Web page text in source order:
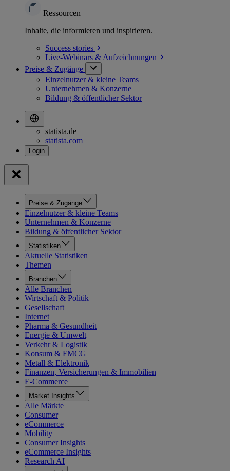
Ressourcen
Inhalte, die informieren und inspirieren.
Success stories
Live-Webinars & Aufzeichnungen
Preise & Zugänge
Einzelnutzer & kleine Teams
Unternehmen & Konzerne
Bildung & öffentlicher Sektor
statista.de
statista.com
Preise & Zugänge
Einzelnutzer & kleine Teams
Unternehmen & Konzerne
Bildung & öffentlicher Sektor
Statistiken
Aktuelle Statistiken
Themen
Branchen
Alle Branchen
Wirtschaft & Politik
Gesellschaft
Internet
Pharma & Gesundheit
Energie & Umwelt
Verkehr & Logistik
Konsum & FMCG
Metall & Elektronik
Finanzen, Versicherungen & Immobilien
E-Commerce
Market Insights
Alle Märkte
Consumer
eCommerce
Mobility
Consumer Insights
eCommerce Insights
Research AI